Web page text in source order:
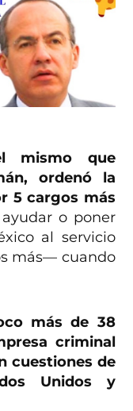
mismo que
ordenó la
5 cargos más
o poner
al servicio
más— cuando
más de 38
criminal
cuestiones de
Unidos y